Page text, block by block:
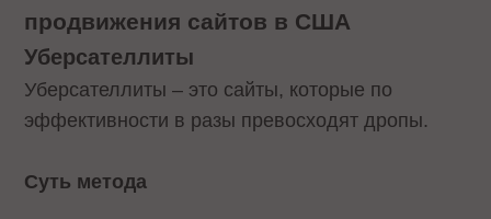
продвижения сайтов в США
Уберсателлиты
Уберсателлиты – это сайты, которые по
эффективности в разы превосходят дропы.
Суть метода